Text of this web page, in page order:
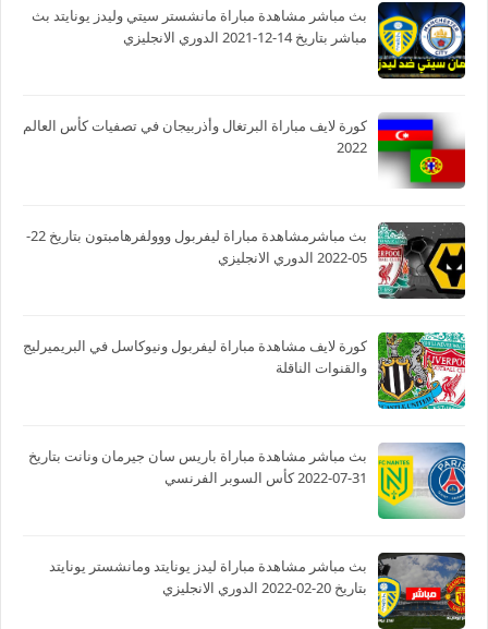
بث مباشر مشاهدة مباراة مانشستر سيتي وليدز يونايتد بث
مباشر بتاريخ 14-12-2021 الدوري الانجليزي
كورة لايف مباراة البرتغال وأذربيجان في تصفيات كأس العالم
2022
بث مباشرمشاهدة مباراة ليفربول ووولفرهامبتون بتاريخ 22-
05-2022 الدوري الانجليزي
كورة لايف مشاهدة مباراة ليفربول ونيوكاسل في البريميرليج
والقنوات الناقلة
بث مباشر مشاهدة مباراة باريس سان جيرمان ونانت بتاريخ
31-07-2022 كأس السوبر الفرنسي
بث مباشر مشاهدة مباراة ليدز يونايتد ومانشستر يونايتد
بتاريخ 20-02-2022 الدوري الانجليزي